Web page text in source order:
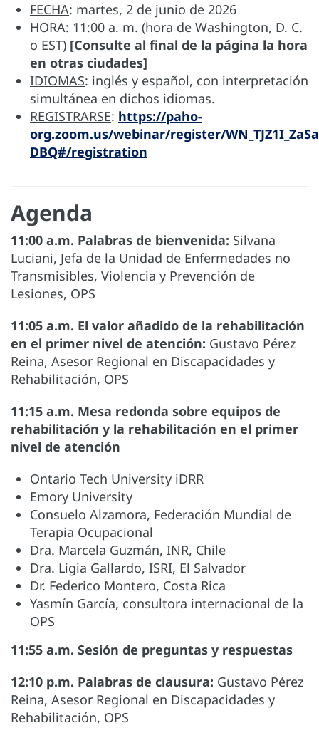
FECHA: martes, 2 de junio de 2026
HORA: 11:00 a. m. (hora de Washington, D. C.
o EST) [Consulte al final de la página la hora
en otras ciudades]
IDIOMAS: inglés y español, con interpretación
simultánea en dichos idiomas.
REGISTRARSE: https://paho-
org.zoom.us/webinar/register/
DBQ#/registration
Agenda
11:00 a.m. Palabras de bienvenida: Silvana
Luciani, Jefa de la Unidad de Enfermedades no
Transmisibles, Violencia y Prevención de
Lesiones, OPS
11:05 a.m. El valor añadido de la rehabilitación
en el primer nivel de atención: Gustavo Pérez
Reina, Asesor Regional en Discapacidades y
Rehabilitación, OPS
11:15 a.m. Mesa redonda sobre equipos de
rehabilitación y la rehabilitación en el primer
nivel de atención
Ontario Tech University iDRR
Emory University
Consuelo Alzamora, Federación Mundial de
Terapia Ocupacional
Dra. Marcela Guzmán, INR, Chile
Dra. Ligia Gallardo, ISRI, El Salvador
Dr. Federico Montero, Costa Rica
Yasmín García, consultora internacional de la
OPS
11:55 a.m. Sesión de preguntas y respuestas
12:10 p.m. Palabras de clausura: Gustavo Pérez
Reina, Asesor Regional en Discapacidades y
Rehabilitación, OPS